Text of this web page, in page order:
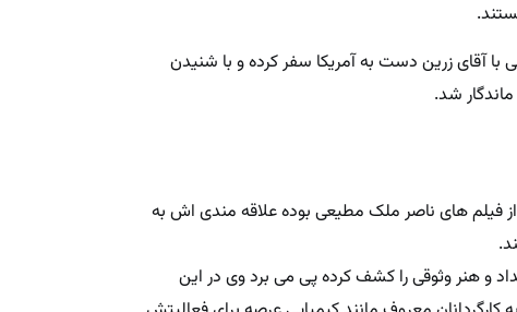
با آقای زرین دست به آمریکا سفر کرده و با شنیدن
شد.
از فیلم های ناصر ملک مطیعی بوده علاقه مندی اش به
قبل از انقلاب در سال 1334 استعداد و هنر وثوقی را کشف کرده پی می برد وی در این